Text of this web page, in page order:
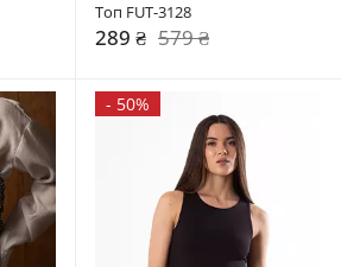
Топ FUT-3128
289 ₴ 579 ₴
- 50%